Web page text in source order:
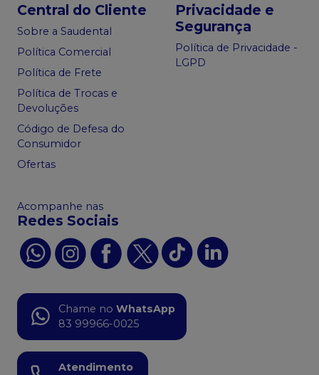
Central do Cliente
Sobre a Saudental
Política Comercial
Política de Frete
Política de Trocas e
Devoluções
Código de Defesa do
Consumidor
Ofertas
Privacidade e
Segurança
Política de Privacidade -
LGPD
Acompanhe nas
Redes Sociais
Chame no WhatsApp
83 99966-0025
Atendimento